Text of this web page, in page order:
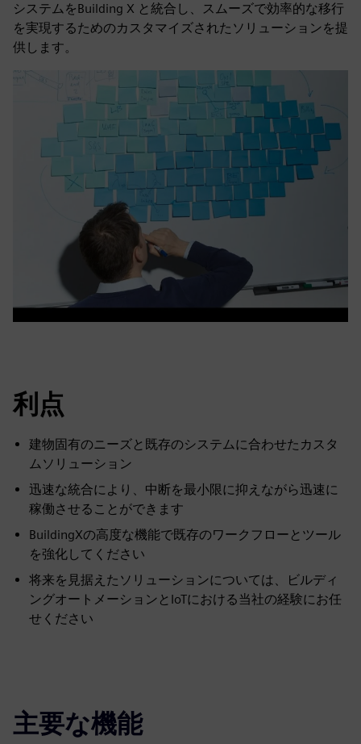
システムをBuilding X と統合し、スムーズで効率的な移行
を実現するためのカスタマイズされたソリューションを提
供します。
利点
建物固有のニーズと既存のシステムに合わせたカスタ
ムソリューション
迅速な統合により、中断を最小限に抑えながら迅速に
稼働させることができます
BuildingXの高度な機能で既存のワークフローとツール
を強化してください
将来を見据えたソリューションについては、ビルディ
ングオートメーションとIoTにおける当社の経験にお任
せください
主要な機能